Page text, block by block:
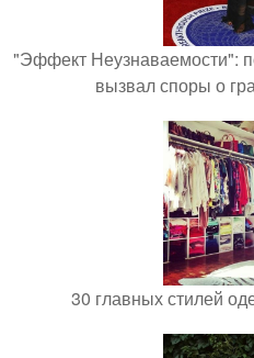
"Эффект Неузнаваемости":
вызвал споры о
30 главных стилей